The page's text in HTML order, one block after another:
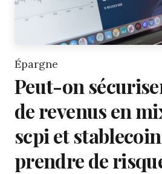
Épargne
Peut-on
de revenus en
scpi et
prendre de